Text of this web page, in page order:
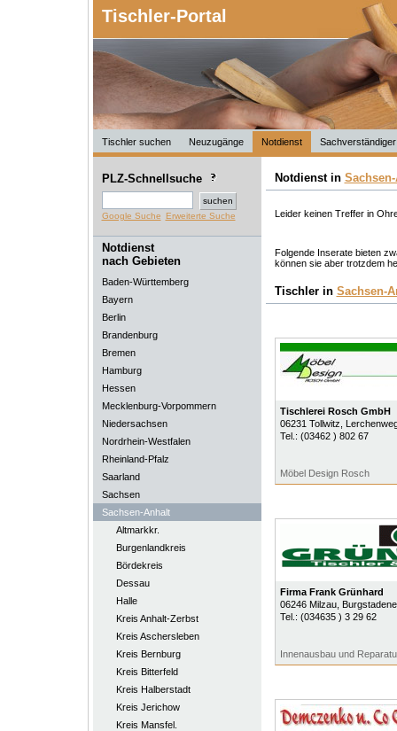
Tischler-Portal
Tischler suchen Neuzugänge Notdienst Sachverständiger
PLZ-Schnellsuche
Google Suche Erweiterte Suche
Notdienst
nach Gebieten
Baden-Württemberg
Bayern
Berlin
Brandenburg
Bremen
Hamburg
Hessen
Mecklenburg-Vorpommern
Niedersachsen
Nordrhein-Westfalen
Rheinland-Pfalz
Saarland
Sachsen
Sachsen-Anhalt
Altmarkkr.
Burgenlandkreis
Bördekreis
Dessau
Halle
Kreis Anhalt-Zerbst
Kreis Aschersleben
Kreis Bernburg
Kreis Bitterfeld
Kreis Halberstadt
Kreis Jerichow
Kreis Mansfel.
Notdienst in
Leider keinen Treffer in
Folgende Inserate bieten
können sie aber trotzdem
Tischler in Sachsen-
Tischlerei Rosch GmbH
06231 Tollwitz ,
Tel.: (03462 ) 802 67
Möbel Design Rosch
Firma Frank Grünhard
06246 Milzau,
Tel.: (034635 ) 3 29 62
Innenausbau und